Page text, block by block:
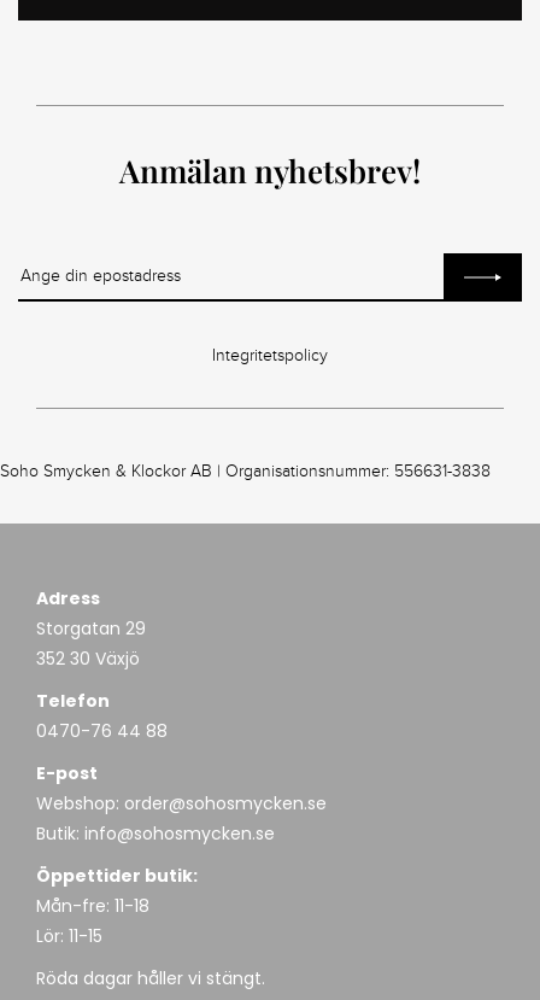
Anmälan nyhetsbrev!
Integritetspolicy
Soho Smycken & Klockor AB | Organisationsnummer: 556631-3838
Adress
Storgatan 29
352 30 Växjö
Telefon
0470-76 44 88
E-post
Webshop: order@sohosmycken.se
Butik: info@sohosmycken.se
Öppettider butik:
Mån-fre: 11-18
Lör: 11-15
Röda dagar håller vi stängt.